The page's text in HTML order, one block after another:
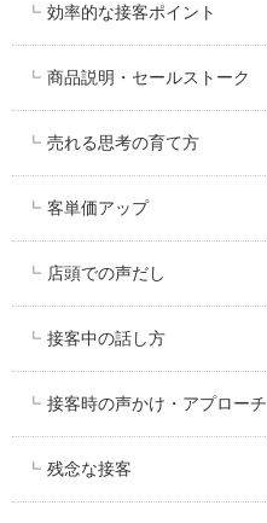
効率的な接客ポイント
商品説明・セールストーク
売れる思考の育て方
客単価アップ
店頭での声だし
接客中の話し方
接客時の声かけ・アプローチ
残念な接客